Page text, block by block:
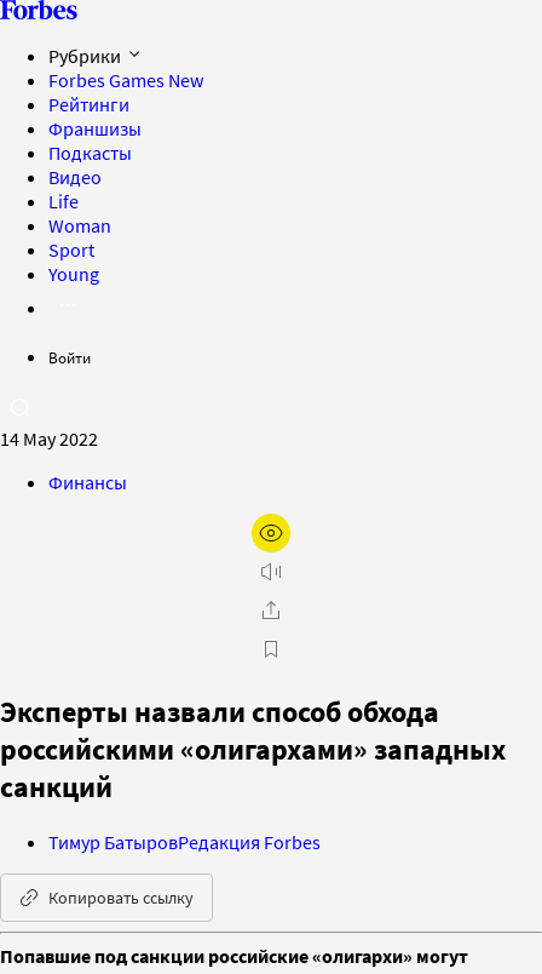
Рубрики
Forbes Games New
Рейтинги
Франшизы
Подкасты
Видео
Life
Woman
Sport
Young
Войти
14 May 2022
Финансы
Эксперты назвали способ обхода
российскими «олигархами» западных
санкций
Тимур БатыровРедакция Forbes
Копировать ссылку
Попавшие под санкции российские «олигархи» могут